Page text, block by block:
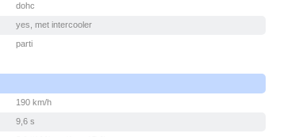
dohc
yes, met intercooler
parti
190 km/h
9,6 s